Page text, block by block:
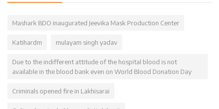
Mashark BDO inaugurated Jeevika Mask Production Center
Katihardm mulayam singh yadav
Due to the indifferent attitude of the hospital blood is not
available in the blood bank even on World Blood Donation Day
Criminals opened fire in Lakhisarai